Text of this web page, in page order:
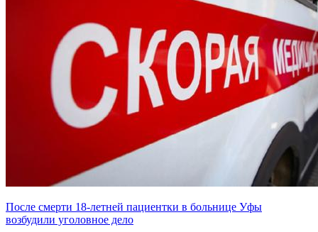
После смерти 18-летней пациентки в больнице Уфы
возбудили уголовное дело